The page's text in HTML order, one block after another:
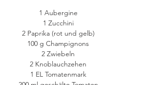
1 Aubergine
1 Zucchini
2 Paprika (rot und gelb)
100 g Champignons
2 Zwiebeln
2 Knoblauchzehen
1 EL Tomatenmark